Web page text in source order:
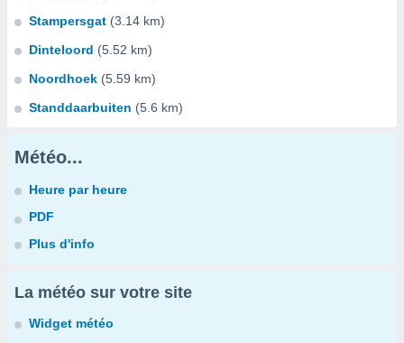
Stampersgat (3.14 km)
Dinteloord (5.52 km)
Noordhoek (5.59 km)
Standdaarbuiten (5.6 km)
Météo...
Heure par heure
PDF
Plus d'info
La météo sur votre site
Widget météo